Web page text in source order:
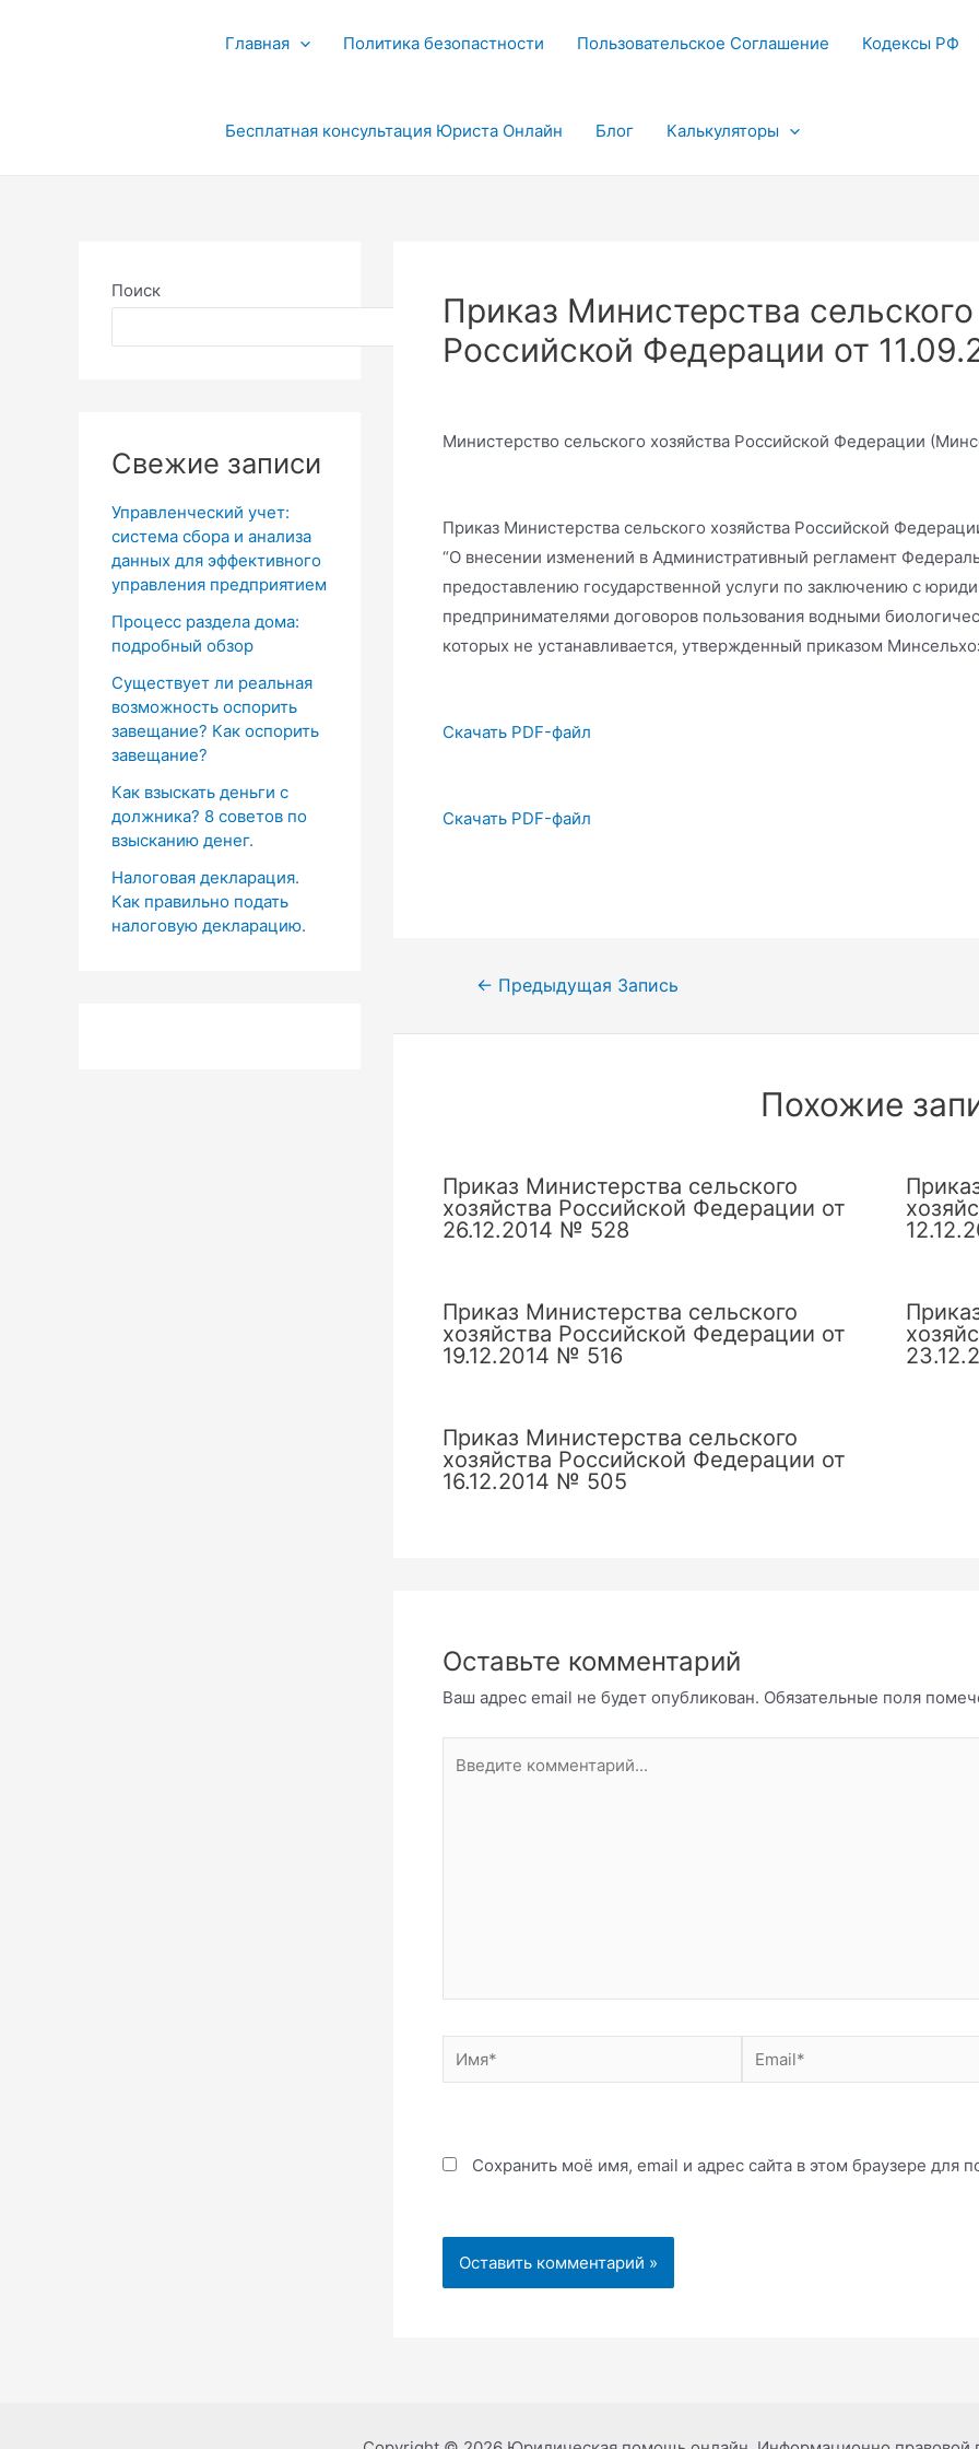
Главная Политика безопастности Пользовательское Соглашение Кодексы РФ
Бесплатная консультация Юриста Онлайн Блог Калькуляторы
Поиск
Поиск
Свежие записи
Управленческий учет:
система сбора и анализа
данных для эффективного
управления предприятием
Процесс раздела дома:
подробный обзор
Существует ли реальная
возможность оспорить
завещание? Как оспорить
завещание?
Как взыскать деньги с
должника? 8 советов по
взысканию денег.
Налоговая декларация.
Как правильно подать
налоговую декларацию.
Приказ Министерства сельского
Российской Федерации от
Министерство сельского хозяйства Российской Федерации
Приказ Министерства сельского хозяйства Российской
“О внесении изменений в Административный регламент
предоставлению государственной услуги по заключению с
предпринимателями договоров пользования водными
которых не устанавливается, утвержденный приказом
Скачать PDF-файл
Скачать PDF-файл
Навигация
← Предыдущая Запись
Похожие
Приказ Министерства сельского
хозяйства Российской Федерации от
26.12.2014 № 528
Приказ Министерства сельского
хозяйства Российской Федерации от
19.12.2014 № 516
Приказ Министерства сельского
хозяйства Российской Федерации от
16.12.2014 № 505
Оставьте комментарий
Ваш адрес email не будет опубликован. Обязательные поля
комментарий...
Имя* Email*
Сохранить моё имя, email и адрес сайта в этом браузере для